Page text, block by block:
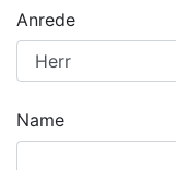
Anrede
Name